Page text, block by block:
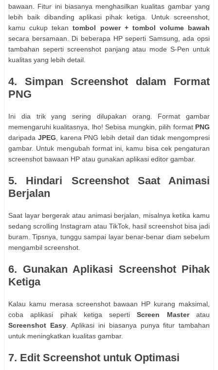
bawaan. Fitur ini biasanya menghasilkan kualitas gambar yang
lebih baik dibanding aplikasi pihak ketiga. Untuk screenshot,
kamu cukup tekantombol power + tombol volume bawah
secara bersamaan. Di beberapa HP seperti Samsung, ada opsi
tambahan seperti screenshot panjang atau mode S-Pen untuk
kualitas yang lebih detail.
4. Simpan Screenshot dalam Format
PNG
Ini dia trik yang sering dilupakan orang. Format gambar
memengaruhi kualitasnya, lho! Sebisa mungkin, pilih format PNG
daripada JPEG , karena PNG lebih detail dan tidak mengompresi
gambar. Untuk mengubah format ini, kamu bisa cek pengaturan
screenshot bawaan HP atau gunakan aplikasi editor gambar.
5. Hindari Screenshot Saat Animasi
Berjalan
Saat layar bergerak atau animasi berjalan, misalnya ketika kamu
sedang scrolling Instagram atau TikTok, hasil screenshot bisa jadi
buram. Tipsnya, tunggu sampai layar benar-benar diam sebelum
mengambil screenshot.
6. Gunakan Aplikasi Screenshot Pihak
Ketiga
Kalau kamu merasa screenshot bawaan HP kurang maksimal,
coba aplikasi pihak ketiga sepertiScreen Masteratau
Screenshot Easy. Aplikasi ini biasanya punya fitur tambahan
untuk meningkatkan kualitas gambar.
7. Edit Screenshot untuk Optimasi